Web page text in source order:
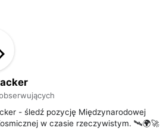
- śledź pozycję Międzynarodowej
w czasie rzeczywistym. 🛰️🌍🚀